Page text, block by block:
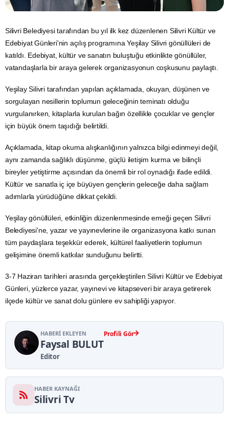
Silivri Belediyesi tarafından bu yıl ilk kez düzenlenen Silivri Kültür ve
Edebiyat Günleri'nin açılış programına Yeşilay Silivri gönüllüleri de
katıldı. Edebiyat, kültür ve sanatın buluştuğu etkinlikte gönüllüler,
vatandaşlarla bir araya gelerek organizasyonun coşkusunu paylaştı.
Yeşilay Silivri tarafından yapılan açıklamada, okuyan, düşünen ve
sorgulayan nesillerin toplumun geleceğinin teminatı olduğu
vurgulanırken, kitaplarla kurulan bağın özellikle çocuklar ve gençler
için büyük önem taşıdığı belirtildi.
Açıklamada, kitap okuma alışkanlığının yalnızca bilgi edinmeyi değil,
aynı zamanda sağlıklı düşünme, güçlü iletişim kurma ve bilinçli
bireyler yetiştirme açısından da önemli bir rol oynadığı ifade edildi.
Kültür ve sanatla iç içe büyüyen gençlerin geleceğe daha sağlam
adımlarla yürüdüğüne dikkat çekildi.
Yeşilay gönüllüleri, etkinliğin düzenlenmesinde emeği geçen Silivri
Belediyesi'ne, yazar ve yayınevlerine ile organizasyona katkı sunan
tüm paydaşlara teşekkür ederek, kültürel faaliyetlerin toplumun
gelişimine önemli katkılar sunduğunu belirtti.
3-7 Haziran tarihleri arasında gerçekleştirilen Silivri Kültür ve Edebiyat
Günleri, yüzlerce yazar, yayınevi ve kitapseveri bir araya getirerek
ilçede kültür ve sanat dolu günlere ev sahipliği yapıyor.
HABERI EKLEYEN
Faysal BULUT
Editor
Profili Gör
HABER KAYNAĞI
Silivri Tv